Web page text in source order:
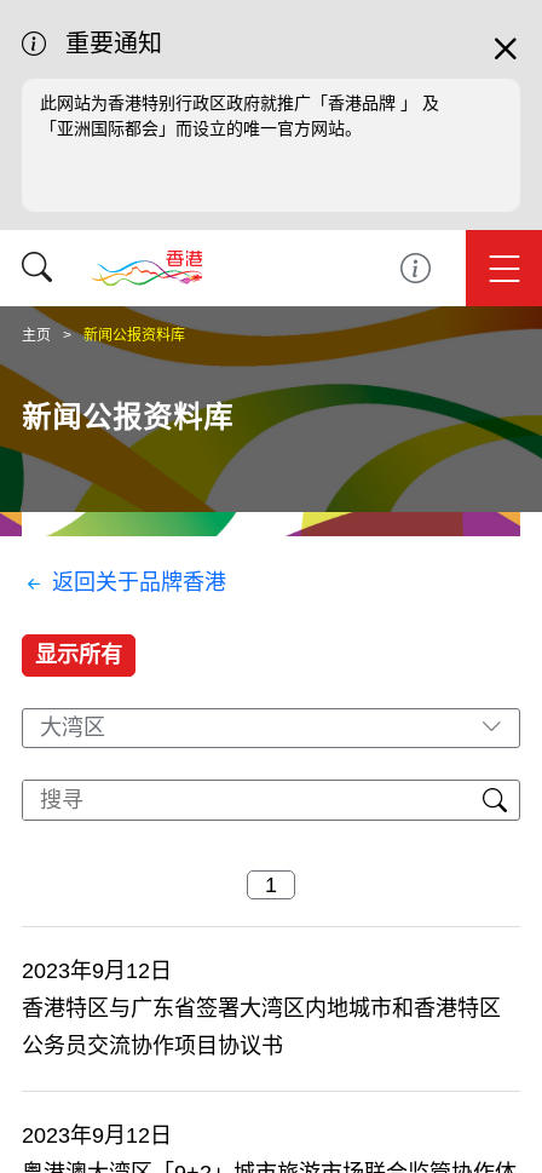
重要通知
此网站为香港特别行政区政府就推广「香港品牌 」 及
「亚洲国际都会」而设立的唯一官方网站。
主页 新闻公报资料库
新闻公报资料库
返回关于品牌香港
显示所有
大湾区
2023年9月12日
香港特区与广东省签署大湾区内地城市和香港特区
公务员交流协作项目协议书
2023年9月12日